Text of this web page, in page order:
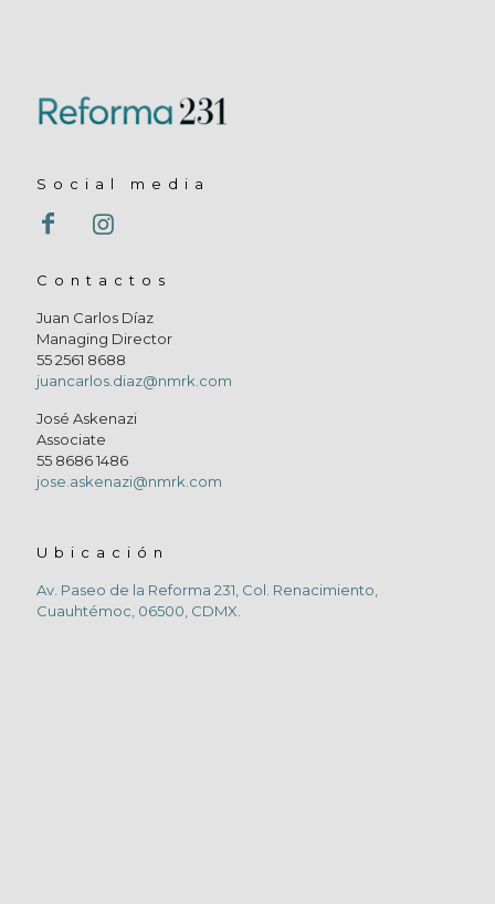
Social media
Contactos
Juan Carlos Díaz
Managing Director
55 2561 8688
juancarlos.diaz@nmrk.com
José Askenazi
Associate
55 8686 1486
jose.askenazi@nmrk.com
Ubicación
Av. Paseo de la Reforma 231, Col. Renacimiento,
Cuauhtémoc, 06500, CDMX.